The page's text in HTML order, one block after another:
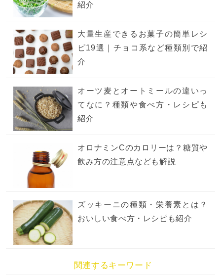
紹介
大量生産できるお菓子の簡単レシ
ピ19選｜チョコ系など種類別で紹
介
オーツ麦とオートミールの違いっ
てなに？種類や食べ方・レシピも
紹介
オロナミンCのカロリーは？糖質や
飲み方の注意点なども解説
ズッキーニの種類・栄養素とは？
おいしい食べ方・レシピも紹介
関連するキーワード